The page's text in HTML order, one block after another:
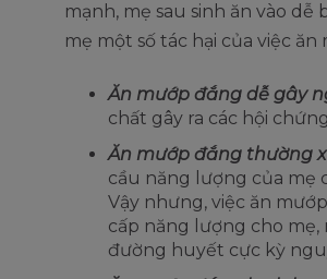
mạnh, mẹ sau sinh ăn vào dễ
mẹ một số tác hại của việc ăn
Ăn mướp đắng dễ gây
chất gây ra các hội
Ăn mướp đắng thường
cầu năng lượng của mẹ
Vậy nhưng, việc ăn
cấp năng lượng cho
đường huyết cực kỳ